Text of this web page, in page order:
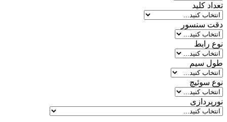
تعداد کلید
دقت سنسور
نوع رابط
طول سیم
نوع سوئیچ
نورپردازی